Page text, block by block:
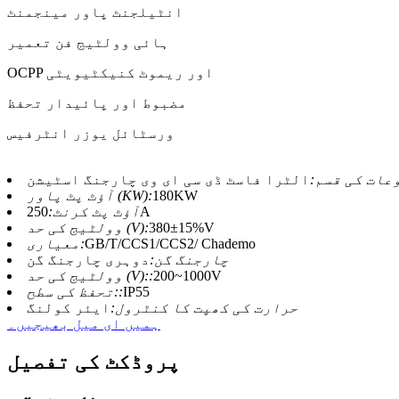
انٹیلجنٹ پاور مینجمنٹ
ہائی وولٹیج فن تعمیر
OCPP اور ریموٹ کنیکٹیویٹی
مضبوط اور پائیدار تحفظ
ورسٹائل یوزر انٹرفیس
کی قسم: الٹرا فاسٹ ڈی سی ای وی چارجنگ اسٹیشن
آؤٹ پٹ پاور (KW):180KW
آؤٹ پٹ کرنٹ:250A
وولٹیج کی حد (V):380±15%V
معیاری:GB/T/CCS1/CCS2/ Chademo
چارجنگ گن: دوہری چارجنگ گن
وولٹیج کی حد (V)::200~1000V
تحفظ کی سطح::IP55
حرارت کی کھپت کا کنٹرول: ایئر کولنگ
ہمیں ای میل بھیجیں۔
پروڈکٹ کی تفصیل